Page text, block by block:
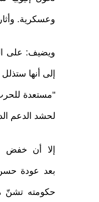
وعسكرية.
ويضيف: على
إلى أنها
"مستعدة
لحشد الدعم
إلا أن خفض
بعد عودة